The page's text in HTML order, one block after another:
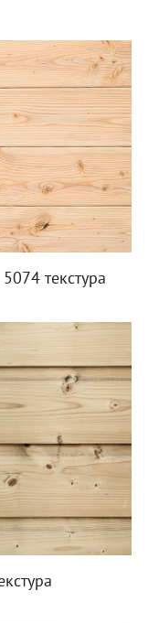
текстура